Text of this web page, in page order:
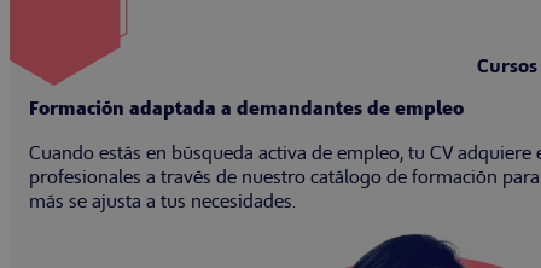
Formación adaptada a demandantes de empleo
Cuando estás en búsqueda activa de empleo, tu CV
profesionales a través de nuestro catálogo de formación
más se ajusta a tus necesidades.